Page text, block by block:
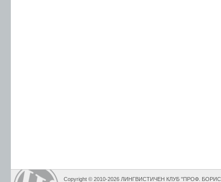
Copyright © 2010-2026 ЛИНГВИСТИЧЕН КЛУБ "ПРОФ.